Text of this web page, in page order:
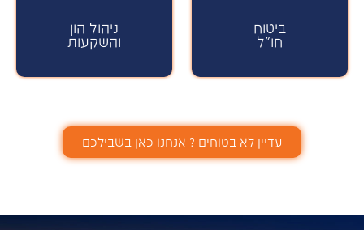
ביטוח
חו"ל
ניהול הון
והשקעות
עדיין לא בטוחים ? אנחנו כאן בשבילכם